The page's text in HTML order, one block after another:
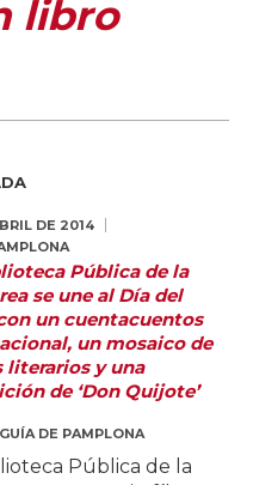
libro
DE 2014
Pública de la
se une al Día del
un cuentacuentos
un mosaico de
literarios y una
de ‘Don Quijote’
DE PAMPLONA
Pública de la